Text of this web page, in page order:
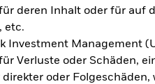
deren Inhalt oder für auf
etc.
Investment Management
Verluste oder Schäden,
oder